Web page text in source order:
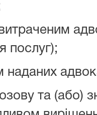
послуг);
наданих
та (або)